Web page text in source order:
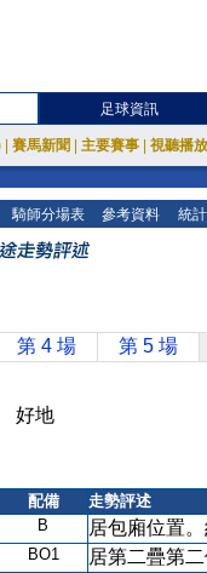
足球資訊
賽馬新聞 主要賽事 視聽播
騎師分場表 參考資料 統
第 4 場 第 5 場
好地
配備
走勢評述
B 居包廂位置
BO1 居第二疊第